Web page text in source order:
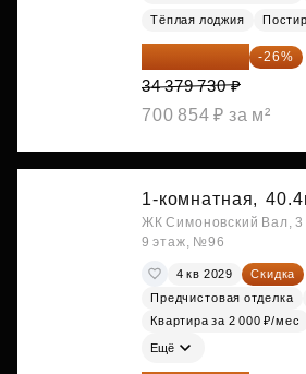
Тёплая лоджия
25 441 000 ₽ -26%
34 379 730 ₽
700 854 ₽ за м²
1-комнатная,
ЖК Симоновский Вал, 3
9 этаж, №96
4 кв 2029
Скидка
Предчистовая отделка
Квартира за 2 000 ₽/мес
Ещё